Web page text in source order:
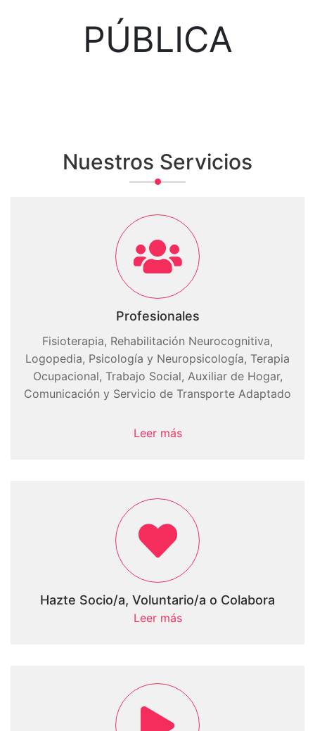
PÚBLICA
Nuestros Servicios
Profesionales
Fisioterapia, Rehabilitación Neurocognitiva,
Logopedia, Psicología y Neuropsicología, Terapia
Ocupacional, Trabajo Social, Auxiliar de Hogar,
Comunicación y Servicio de Transporte Adaptado
Leer más
Hazte Socio/a, Voluntario/a o Colabora
Leer más